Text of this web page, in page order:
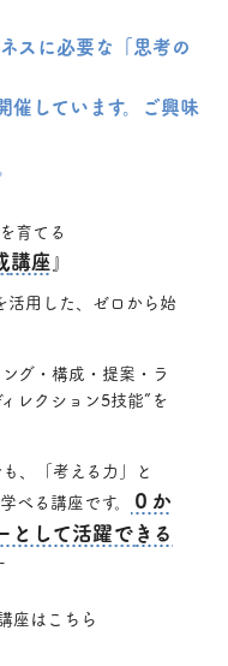
スに必要な「思考の
催しています。ご興味
育てる
講座 』
用した、ゼロから始
グ・構成・提案・ラ
レクション5技能”を
、「考える力」と
べる講座です。
０か
として活躍できる
座はこちら